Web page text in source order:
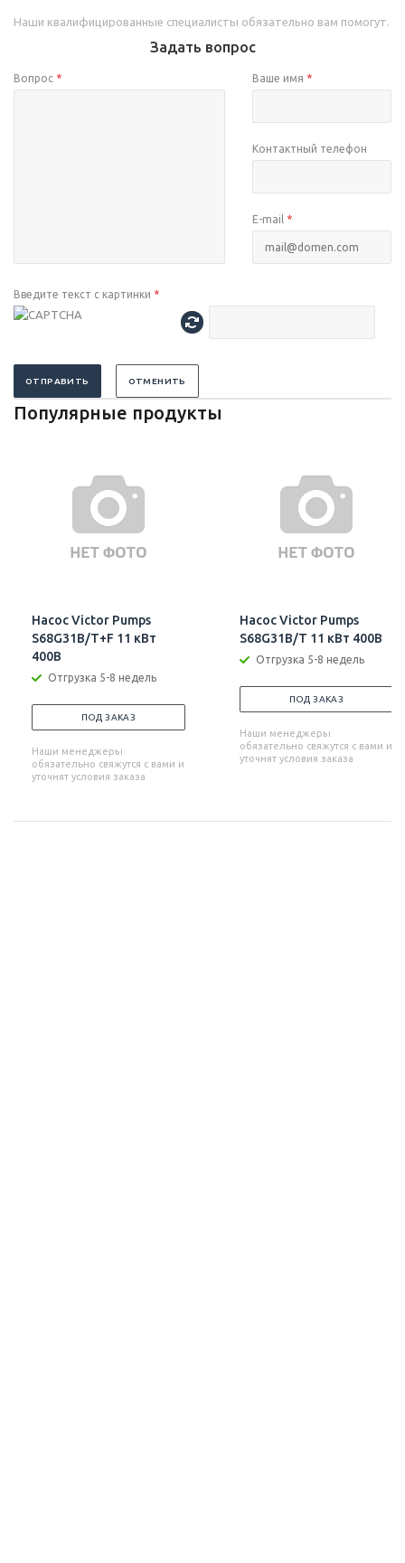
Наши квалифицированные специалисты обязательно вам помогут.
Задать вопрос
Вопрос * Ваше имя *
Контактный телефон
E-mail *
Введите текст с картинки *
ОТПРАВИТЬ ОТМЕНИТЬ
Популярные продукты
Насос Victor Pumps
S68G31B/T+F 11 кВт
400В
Отгрузка 5-8 недель
ПОД ЗАКАЗ
Наши менеджеры
обязательно свяжутся с вами и
уточнят условия заказа
Насос Victor Pumps
S68G31B/T 11 кВт 400В
Отгрузка 5-8 недель
ПОД ЗАКАЗ
Наши менеджеры
обязательно свяжутся с вами и
уточнят условия заказа